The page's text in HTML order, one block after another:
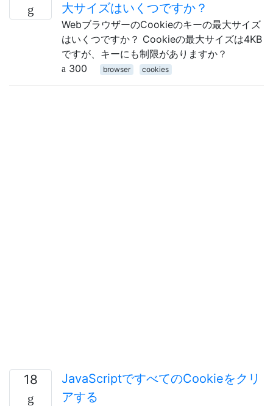
大サイズはいくつですか？
WebブラウザーのCookieのキーの最大サイズ
はいくつですか？ Cookieの最大サイズは4KB
ですが、キーにも制限がありますか？
300
browser cookies
18
JavaScriptですべてのCookieをクリ
アする